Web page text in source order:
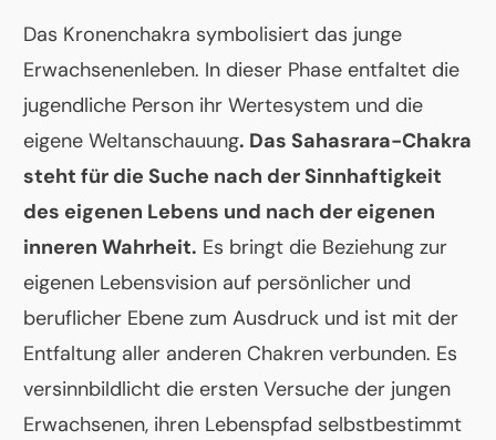
Das Kronenchakra symbolisiert das junge
Erwachsenenleben. In dieser Phase entfaltet die
jugendliche Person ihr Wertesystem und die
eigene Weltanschauung. Das Sahasrara-Chakra
steht für die Suche nach der Sinnhaftigkeit
des eigenen Lebens und nach der eigenen
inneren Wahrheit. Es bringt die Beziehung zur
eigenen Lebensvision auf persönlicher und
beruflicher Ebene zum Ausdruck und ist mit der
Entfaltung aller anderen Chakren verbunden. Es
versinnbildlicht die ersten Versuche der jungen
Erwachsenen, ihren Lebenspfad selbstbestimmt